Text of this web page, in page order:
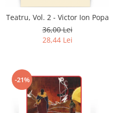
Teatru, Vol. 2 - Victor Ion Popa
36,00 Lei
28,44 Lei
-21%